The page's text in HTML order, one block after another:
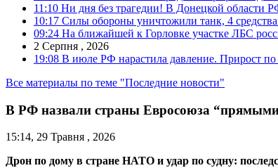
11:10 Ни дня без трагедии! В Донецкой области
10:17 Силы обороны уничтожили танк, 4
09:24 На ближайшей к Горловке участке ЛБС
2 Серпня , 2026
19:08 В июле РФ нарастила давление. Прирост по
Все материалы по теме "Последние новости"
В РФ назвали страны Евросоюза
15:14, 29 Травня , 2026
Дрон по дому в стране НАТО и удар по судну: